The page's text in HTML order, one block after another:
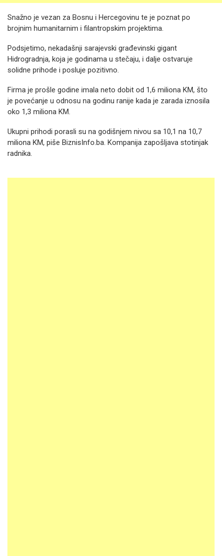
Snažno je vezan za Bosnu i Hercegovinu te je poznat po
brojnim humanitarnim i filantropskim projektima.
Podsjetimo, nekadašnji sarajevski građevinski gigant
Hidrogradnja, koja je godinama u stečaju, i dalje ostvaruje
solidne prihode i posluje pozitivno.
Firma je prošle godine imala neto dobit od 1,6 miliona KM, što
je povećanje u odnosu na godinu ranije kada je zarada iznosila
oko 1,3 miliona KM.
Ukupni prihodi porasli su na godišnjem nivou sa 10,1 na 10,7
miliona KM, piše BiznisInfo.ba. Kompanija zapošljava stotinjak
radnika.